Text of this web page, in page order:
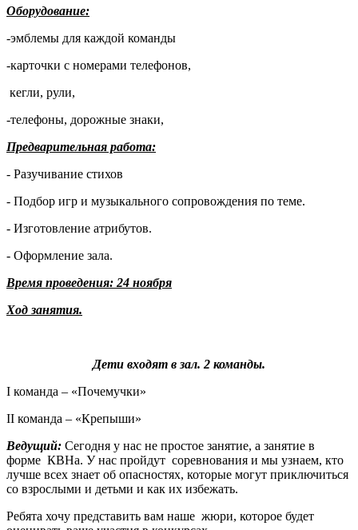
Оборудование:
-эмблемы для каждой команды
-карточки с номерами телефонов,
кегли, рули,
-телефоны, дорожные знаки,
Предварительная работа:
- Разучивание стихов
- Подбор игр и музыкального сопровождения по теме.
- Изготовление атрибутов.
- Оформление зала.
Время проведения: 24 ноября
Ход занятия.
Дети входят в зал. 2 команды.
I команда – «Почемучки»
II команда – «Крепыши»
Ведущий: Сегодня у нас не простое занятие, а занятие в
форме КВНа. У нас пройдут соревнования и мы узнаем, кто
лучше всех знает об опасностях, которые могут приключиться
со взрослыми и детьми и как их избежать.
Ребята хочу представить вам наше жюри, которое будет